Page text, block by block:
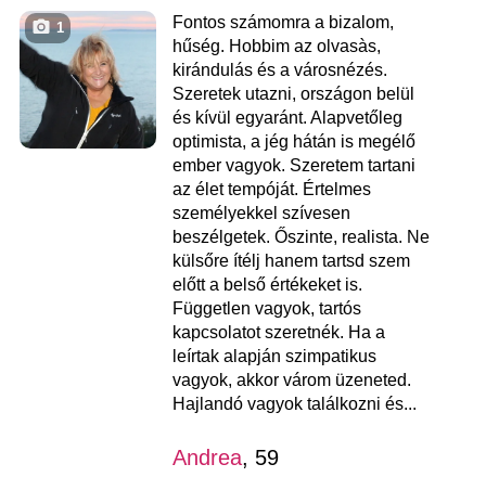
1
Fontos számomra a bizalom,
hűség. Hobbim az olvasàs,
kirándulás és a városnézés.
Szeretek utazni, országon belül
és kívül egyaránt. Alapvetőleg
optimista, a jég hátán is megélő
ember vagyok. Szeretem tartani
az élet tempóját. Értelmes
személyekkel szívesen
beszélgetek. Őszinte, realista. Ne
külsőre ítélj hanem tartsd szem
előtt a belső értékeket is.
Független vagyok, tartós
kapcsolatot szeretnék. Ha a
leírtak alapján szimpatikus
vagyok, akkor várom üzeneted.
Hajlandó vagyok találkozni és...
Andrea, 59